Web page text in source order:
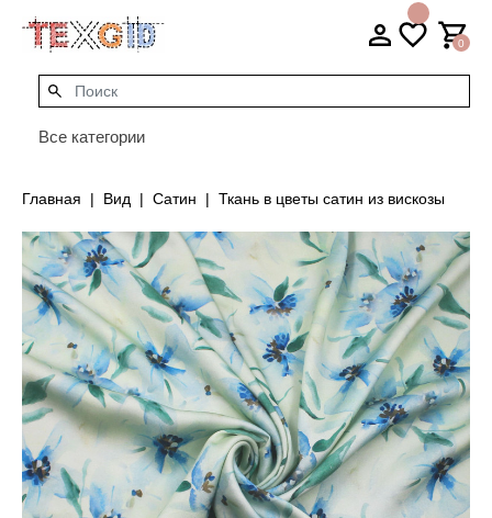
0
Все категории
Главная Вид Сатин Ткань в цветы сатин из вискозы